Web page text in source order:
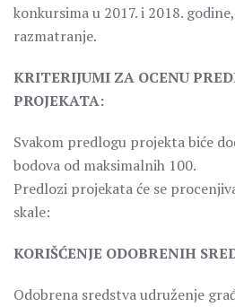
konkursima u 2017. i 2018.
razmatranje.
KRITERIJUMI ZA OCENU
PROJEKATA:
Svakom predlogu projekta biće
bodova od maksimalnih 100.
Predlozi projekata će se
skale:
KORIŠĆENJE ODOBRENIH
Odobrena sredstva udruženje